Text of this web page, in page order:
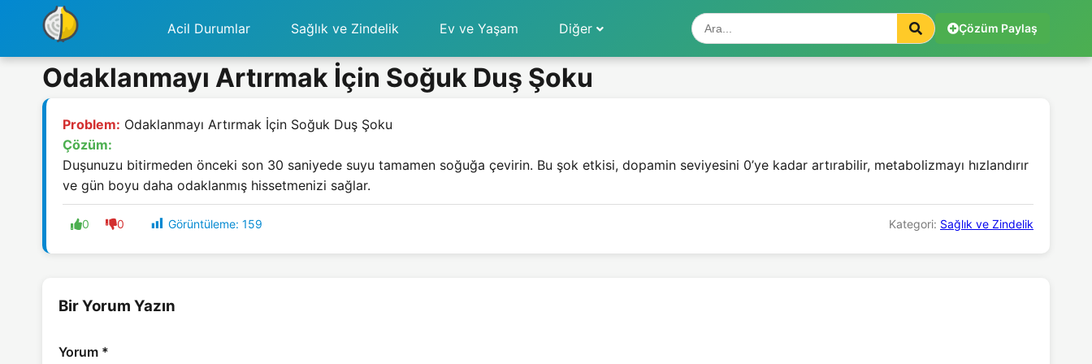
Acil Durumlar Sağlık ve Zindelik Ev ve Yaşam Diğer Çözüm Paylaş
Odaklanmayı Artırmak İçin Soğuk Duş Şoku
Problem: Odaklanmayı Artırmak İçin Soğuk Duş Şoku
Çözüm:
Duşunuzu bitirmeden önceki son 30 saniyede suyu tamamen soğuğa çevirin. Bu şok etkisi, dopamin seviyesini 0’ye kadar artırabilir, metabolizmayı hızlandırır
ve gün boyu daha odaklanmış hissetmenizi sağlar.
0 0 Görüntüleme: 159 Kategori: Sağlık ve Zindelik
Bir Yorum Yazın
Yorum *